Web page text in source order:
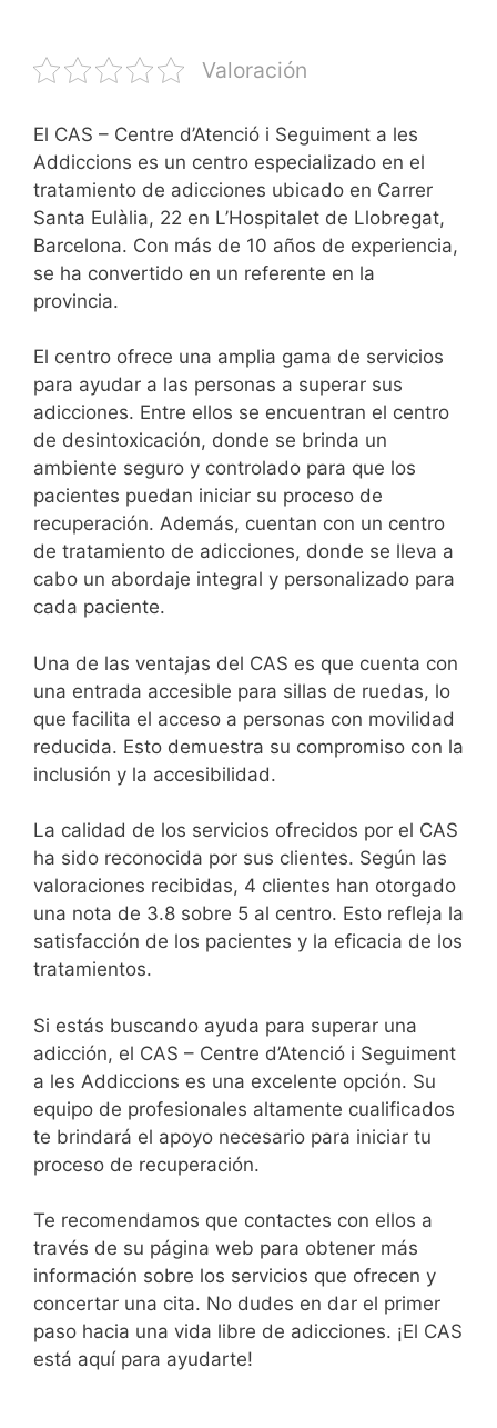
Valoración
El CAS – Centre d’Atenció i Seguiment a les
Addiccions es un centro especializado en el
tratamiento de adicciones ubicado en Carrer
Santa Eulàlia, 22 en L’Hospitalet de Llobregat,
Barcelona. Con más de 10 años de experiencia,
se ha convertido en un referente en la
provincia.
El centro ofrece una amplia gama de servicios
para ayudar a las personas a superar sus
adicciones. Entre ellos se encuentran el centro
de desintoxicación, donde se brinda un
ambiente seguro y controlado para que los
pacientes puedan iniciar su proceso de
recuperación. Además, cuentan con un centro
de tratamiento de adicciones, donde se lleva a
cabo un abordaje integral y personalizado para
cada paciente.
Una de las ventajas del CAS es que cuenta con
una entrada accesible para sillas de ruedas, lo
que facilita el acceso a personas con movilidad
reducida. Esto demuestra su compromiso con la
inclusión y la accesibilidad.
La calidad de los servicios ofrecidos por el CAS
ha sido reconocida por sus clientes. Según las
valoraciones recibidas, 4 clientes han otorgado
una nota de 3.8 sobre 5 al centro. Esto refleja la
satisfacción de los pacientes y la eficacia de los
tratamientos.
Si estás buscando ayuda para superar una
adicción, el CAS – Centre d’Atenció i Seguiment
a les Addiccions es una excelente opción. Su
equipo de profesionales altamente cualificados
te brindará el apoyo necesario para iniciar tu
proceso de recuperación.
Te recomendamos que contactes con ellos a
través de su página web para obtener más
información sobre los servicios que ofrecen y
concertar una cita. No dudes en dar el primer
paso hacia una vida libre de adicciones. ¡El CAS
está aquí para ayudarte!